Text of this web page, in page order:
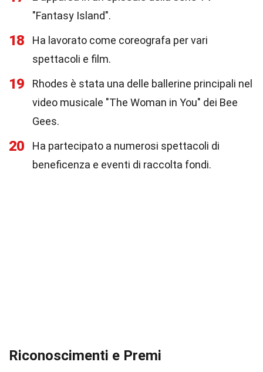
"Fantasy Island".
18
Ha lavorato come coreografa per vari
spettacoli e film.
19
Rhodes è stata una delle ballerine principali nel
video musicale "The Woman in You" dei Bee
Gees.
20
Ha partecipato a numerosi spettacoli di
beneficenza e eventi di raccolta fondi.
Riconoscimenti e Premi